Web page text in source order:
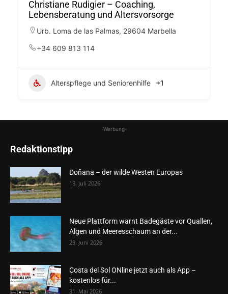
Christiane Rudigier – Coaching,
Lebensberatung und Altersvorsorge
Urb. Loma de las Palmas, 29604 Marbella
+34 609 813 114
Alterspflege und Seniorenhilfe +1
-Werbung-
Redaktionstipp
Doñana – der wilde Westen Europas
18. Juli 2026
Neue Plattform warnt Badegäste vor Quallen,
Algen und Meeresschaum an der...
29. Juni 2026
Costa del Sol ONline jetzt auch als App –
kostenlos für...
31. Mai 2026